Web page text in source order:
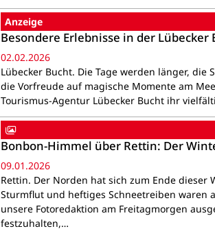
Anzeige
Besondere Erlebnisse in der Lübecker
02.02.2026
Lübecker Bucht. Die Tage werden länger,
die Vorfreude auf magische Momente am
Tourismus-Agentur Lübecker Bucht ihr
Bonbon-Himmel über Rettin: Der
09.01.2026
Rettin. Der Norden hat sich zum Ende dieser
Sturmflut und heftiges Schneetreiben waren
unsere Fotoredaktion am Freitagmorgen
festzuhalten,…